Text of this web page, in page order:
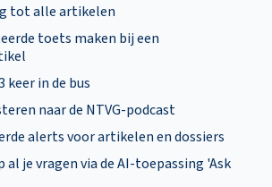
tot alle artikelen
toets maken bij een
in de bus
naar de NTVG-podcast
alerts voor artikelen en dossiers
je vragen via de AI-toepassing 'Ask